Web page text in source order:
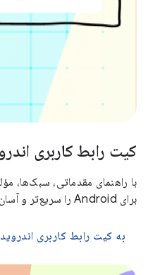
کیت رابط کاربری
با راهنمای مقدماتی، سبک‌ها،
برای Android را سریع‌تر و آسان‌تر شروع کنید.
به کیت رابط کاربری